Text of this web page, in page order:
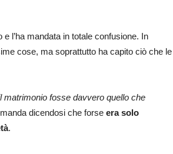
l’ha mandata in totale confusione. In
cose, ma soprattutto ha capito ciò che le
matrimonio fosse davvero quello che
dicendosi che forse era solo
.